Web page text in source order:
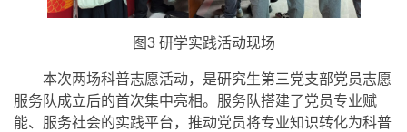
图3 研学实践活动现场
本次两场科普志愿活动，是研究生第三党支部党员志愿
服务队成立后的首次集中亮相。服务队搭建了党员专业赋
能、服务社会的实践平台，推动党员将专业知识转化为科普